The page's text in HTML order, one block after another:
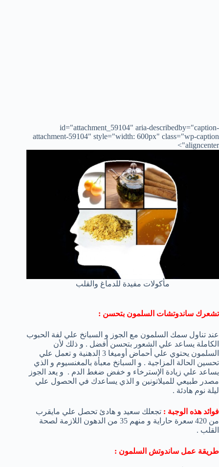
id="attachment_59104" aria-describedby="caption-
attachment-59104" style="width: 600px" class="wp-caption
aligncenter">
مأكولات مفيدة للدماغ والقلب
تشعرك ساندوتشات السلمون بتحسن :
عند تناول سمك السلمون مع الجوز و السبانخ علي لفة الحبوب
الكاملة يساعد علي الشعور بتحسن أفضل . و ذلك لأن
السلمون يحتوي علي أحماض أوميغا 3 الدهنية و تعمل علي
تحسين الحالة المزاجية . و السبانخ معبأة بالمغنسيوم و الذي
يساعد علي زيادة الإسترخاء و خفض ضغط الدم . و يعد الجوز
مصدر طبيعي للميلاتونين و الذي يساعدك في الحصول علي
ليلة نوم هادئة .
فوائد هذه الوجبة : تجعلك سعيد و هادئ تحصل علي مايقرب
من 420 سعرة حاراية و منهم 35 من الدهون اللازمة لصحة
القلب .
طريقة عمل ساندوتش السلمون :